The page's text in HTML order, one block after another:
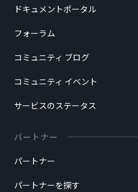
ドキュメントポータル
フォーラム
コミュニティ ブログ
コミュニティ イベント
サービスのステータス
パートナー
パートナー
パートナーを探す